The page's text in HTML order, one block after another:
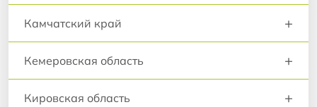
Камчатский край +
Кемеровская область +
Кировская область +